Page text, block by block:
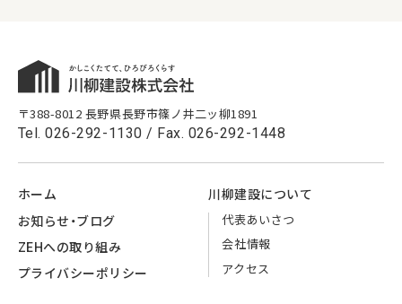
〒388-8012 長野県長野市篠ノ井二ッ柳1891
Tel.026-292-1130 / Fax. 026-292-1448
ホーム
お知らせ・ブログ
ZEHへの取り組み
プライバシーポリシー
川柳建設について
代表あいさつ
会社情報
アクセス